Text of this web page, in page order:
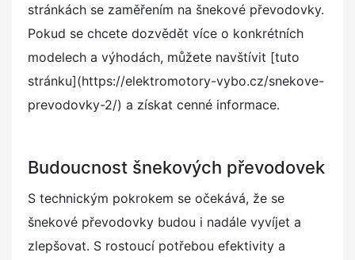
stránkách se zaměřením na šnekové převodovky.
Pokud se chcete dozvědět více o konkrétních
modelech a výhodách, můžete navštívit [tuto
stránku](https://elektromotory-vybo.cz/snekove-
prevodovky-2/) a získat cenné informace.
Budoucnost šnekových převodovek
S technickým pokrokem se očekává, že se
šnekové převodovky budou i nadále vyvíjet a
zlepšovat. S rostoucí potřebou efektivity a